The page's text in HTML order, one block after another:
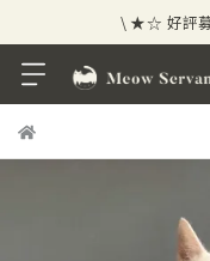
\ ★☆ 好評
⟡⣠𝘄𝗲𝗹𝗰𝗼𝗺𝗲 ⁘
\ ★☆ 好評